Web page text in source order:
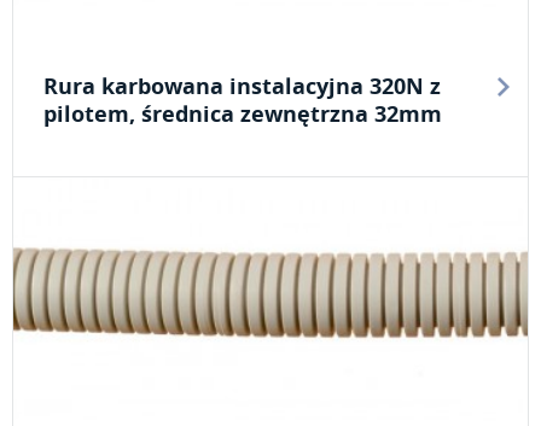
Rura karbowana instalacyjna 320N z
pilotem, średnica zewnętrzna 32mm